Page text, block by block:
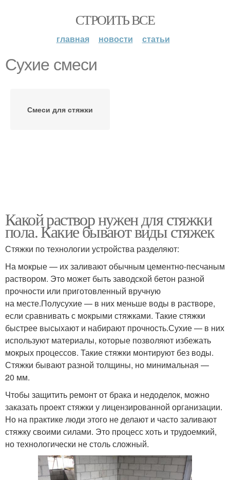
СТРОИТЬ ВСЕ
главная новости статьи
Сухие смеси
Смеси для стяжки
Какой раствор нужен для стяжки
пола. Какие бывают виды стяжек
Стяжки по технологии устройства разделяют:
На мокрые — их заливают обычным цементно-песчаным
раствором. Это может быть заводской бетон разной
прочности или приготовленный вручную
на месте.Полусухие — в них меньше воды в растворе,
если сравнивать с мокрыми стяжками. Такие стяжки
быстрее высыхают и набирают прочность.Сухие — в них
используют материалы, которые позволяют избежать
мокрых процессов. Такие стяжки монтируют без воды.
Стяжки бывают разной толщины, но минимальная —
20 мм.
Чтобы защитить ремонт от брака и недоделок, можно
заказать проект стяжки у лицензированной организации.
Но на практике люди этого не делают и часто заливают
стяжку своими силами. Это процесс хоть и трудоемкий,
но технологически не столь сложный.